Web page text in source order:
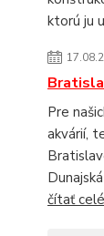
ktorú ju
Pre
akvárií,
čítať celé